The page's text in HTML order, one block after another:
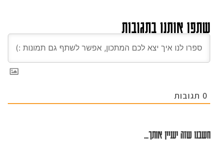
שתפו אותנו בתגובות
0 תגובות
חשבנו שזה יעניין אותך...